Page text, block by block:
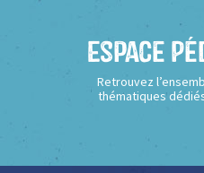
Espace
Retrouvez
thématiques